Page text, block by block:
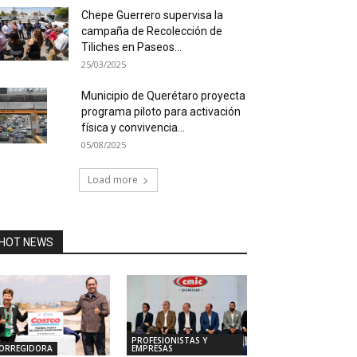
Chepe Guerrero supervisa la
campaña de Recolección de
Tiliches en Paseos...
25/03/2025
Municipio de Querétaro proyecta
programa piloto para activación
física y convivencia...
05/08/2025
Load more
NEWS
PROFESIONISTAS Y
EMPRESAS